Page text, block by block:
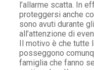
l’allarme scatta. In
proteggersi anche
sono avuti durante
all’attenzione di
Il motivo è che tutte
posseggono
famiglia che fanno